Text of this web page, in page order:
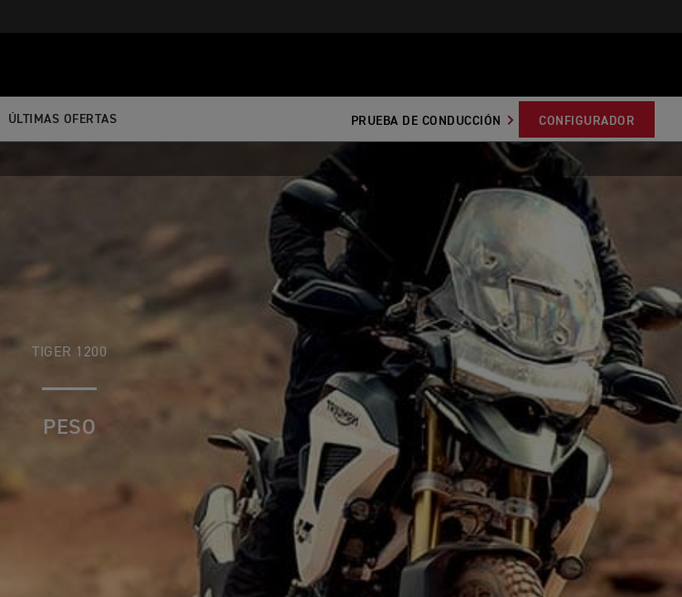
ÚLTIMAS OFERTAS PRUEBA DE CONDUCCIÓN CONFIGURADOR
TIGER 1200
PESO